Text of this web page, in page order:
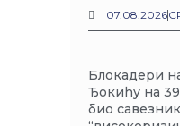
07.08.2026
Блокадери
Ђокићу на
био